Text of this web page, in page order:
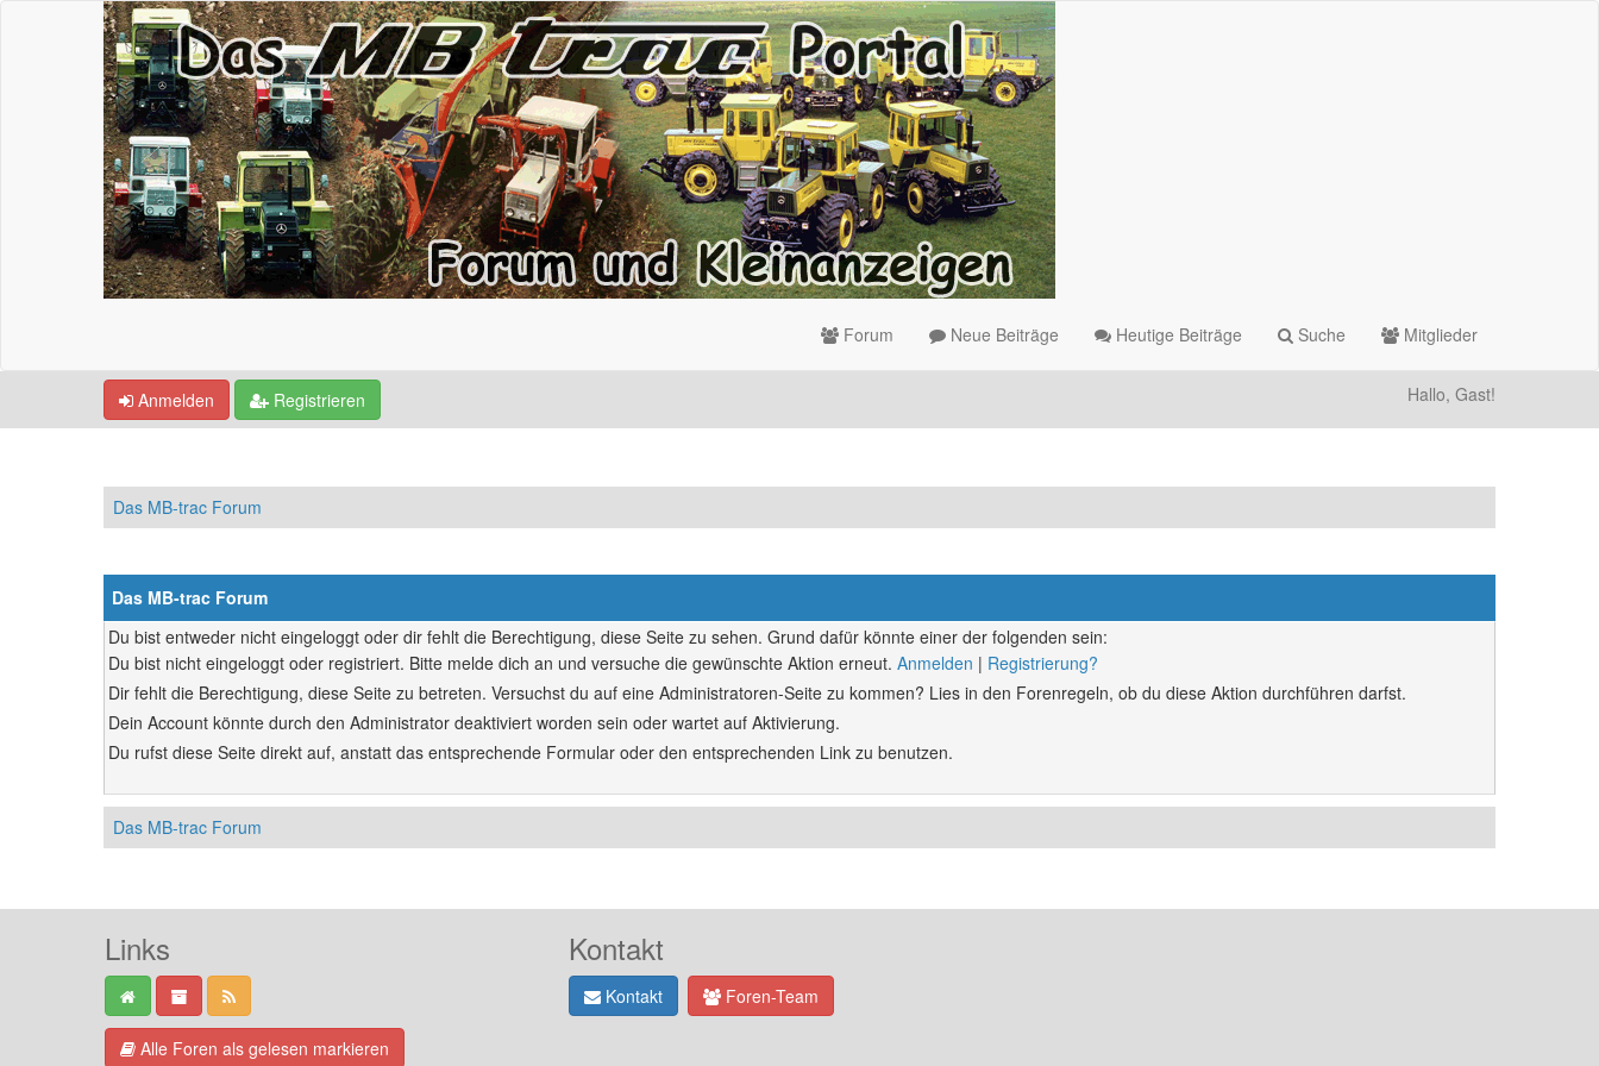
Forum Neue Beiträge Heutige Beiträge Suche Mitglieder
Anmelden Registrieren Hallo, Gast!
Das MB-trac Forum
Das MB-trac Forum
Du bist entweder nicht eingeloggt oder dir fehlt die Berechtigung, diese Seite zu sehen. Grund dafür könnte einer der folgenden sein:
Du bist nicht eingeloggt oder registriert. Bitte melde dich an und versuche die gewünschte Aktion erneut. Anmelden | Registrierung?
Dir fehlt die Berechtigung, diese Seite zu betreten. Versuchst du auf eine Administratoren-Seite zu kommen? Lies in den Forenregeln, ob du diese Aktion durchführen darfst.
Dein Account könnte durch den Administrator deaktiviert worden sein oder wartet auf Aktivierung.
Du rufst diese Seite direkt auf, anstatt das entsprechende Formular oder den entsprechenden Link zu benutzen.
Das MB-trac Forum
Links
Alle Foren als gelesen markieren
Kontakt
Kontakt Foren-Team